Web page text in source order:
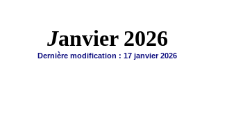
Janvier 2026
Dernière modification : 17 janvier 2026